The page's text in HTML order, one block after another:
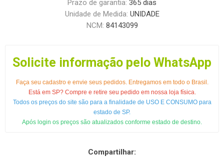
Prazo de garantia: 365 dias
Unidade de Medida: UNIDADE
NCM: 84143099
Solicite informação pelo WhatsApp
Faça seu cadastro e envie seus pedidos. Entregamos em todo o Brasil.
Está em SP? Compre e retire seu pedido em nossa loja física.
Todos os preços do site são para a finalidade de USO E CONSUMO para
estado de SP.
Após login os preços são atualizados conforme estado de destino.
Compartilhar: